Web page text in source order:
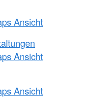
Ansicht
Ansicht
Ansicht